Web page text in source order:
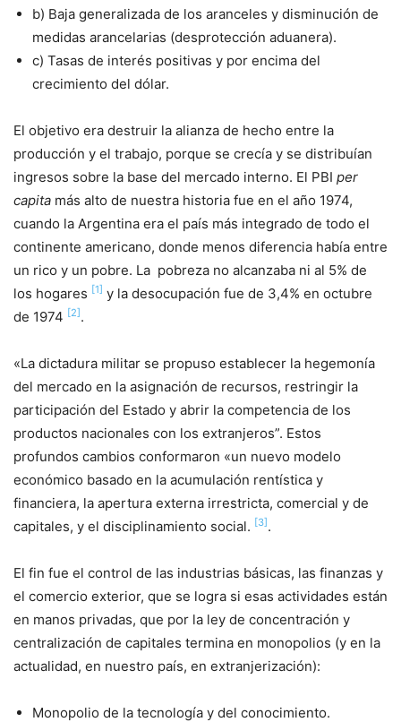
b) Baja generalizada de los aranceles y disminución de
medidas arancelarias (desprotección aduanera).
c) Tasas de interés positivas y por encima del
crecimiento del dólar.
El objetivo era destruir la alianza de hecho entre la
producción y el trabajo, porque se crecía y se distribuían
ingresos sobre la base del mercado interno. El PBI per
capita más alto de nuestra historia fue en el año 1974,
cuando la Argentina era el país más integrado de todo el
continente americano, donde menos diferencia había entre
un rico y un pobre. La pobreza no alcanzaba ni al 5% de
los hogares [1] y la desocupación fue de 3,4% en octubre
de 1974 [2] .
«La dictadura militar se propuso establecer la hegemonía
del mercado en la asignación de recursos, restringir la
participación del Estado y abrir la competencia de los
productos nacionales con los extranjeros”. Estos
profundos cambios conformaron «un nuevo modelo
económico basado en la acumulación rentística y
financiera, la apertura externa irrestricta, comercial y de
capitales, y el disciplinamiento social. [3] .
El fin fue el control de las industrias básicas, las finanzas y
el comercio exterior, que se logra si esas actividades están
en manos privadas, que por la ley de concentración y
centralización de capitales termina en monopolios (y en la
actualidad, en nuestro país, en extranjerización):
Monopolio de la tecnología y del conocimiento.